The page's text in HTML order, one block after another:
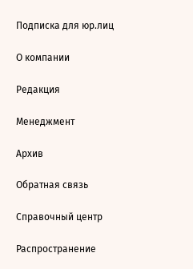
Подписка для юр.лиц
О компании
Редакция
Менеджмент
Архив
Обратная связь
Справочный центр
Распространение